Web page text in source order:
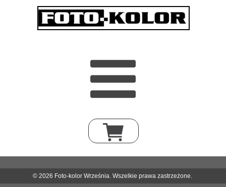
© 2026 Foto-kolor Września. Wszelkie prawa zastrzeżone.